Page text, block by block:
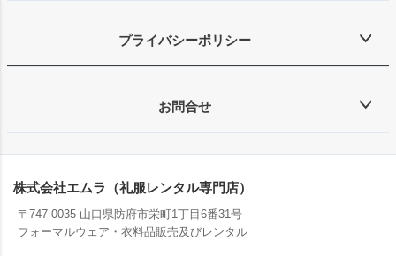
プライバシーポリシー
お問合せ
株式会社エムラ（礼服レンタル専門店）
〒747-0035 山口県防府市栄町1丁目6番31号
フォーマルウェア・衣料品販売及びレンタル